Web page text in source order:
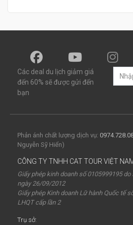
Các deal du lịch giảm giá
đến 60% sẽ được gửi đến
bạn
Phản ánh chất lượng dịch vụ:
Nguyễn Sỹ Hiển)
CÔNG TY TNHH CAT TOUR VIỆT
Giấy phép kinh doanh số 0105999195
ngày 26/09/2012
Giấy phép Kinh doanh Lữ hành Quốc tế
LHQT cấp lần 2
Trụ sở: